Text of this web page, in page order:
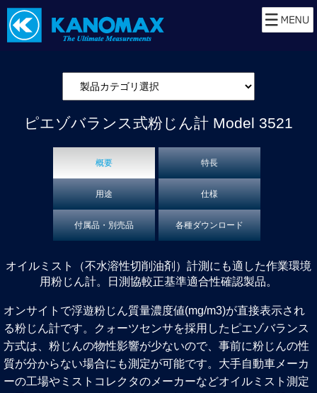
ピエゾバランス式粉じん計 Model 3521
概要 特長
用途 仕様
付属品・別売品 各種ダウンロード
オイルミスト（不水溶性切削油剤）計測にも適した作業環境
用粉じん計。日測協較正基準適合性確認製品。
オンサイトで浮遊粉じん質量濃度値(mg/m3)が直接表示され
る粉じん計です。クォーツセンサを採用したピエゾバランス
方式は、粉じんの物性影響が少ないので、事前に粉じんの性
質が分からない場合にも測定が可能です。大手自動車メーカ
ーの工場やミストコレクタのメーカーなどオイルミスト測定